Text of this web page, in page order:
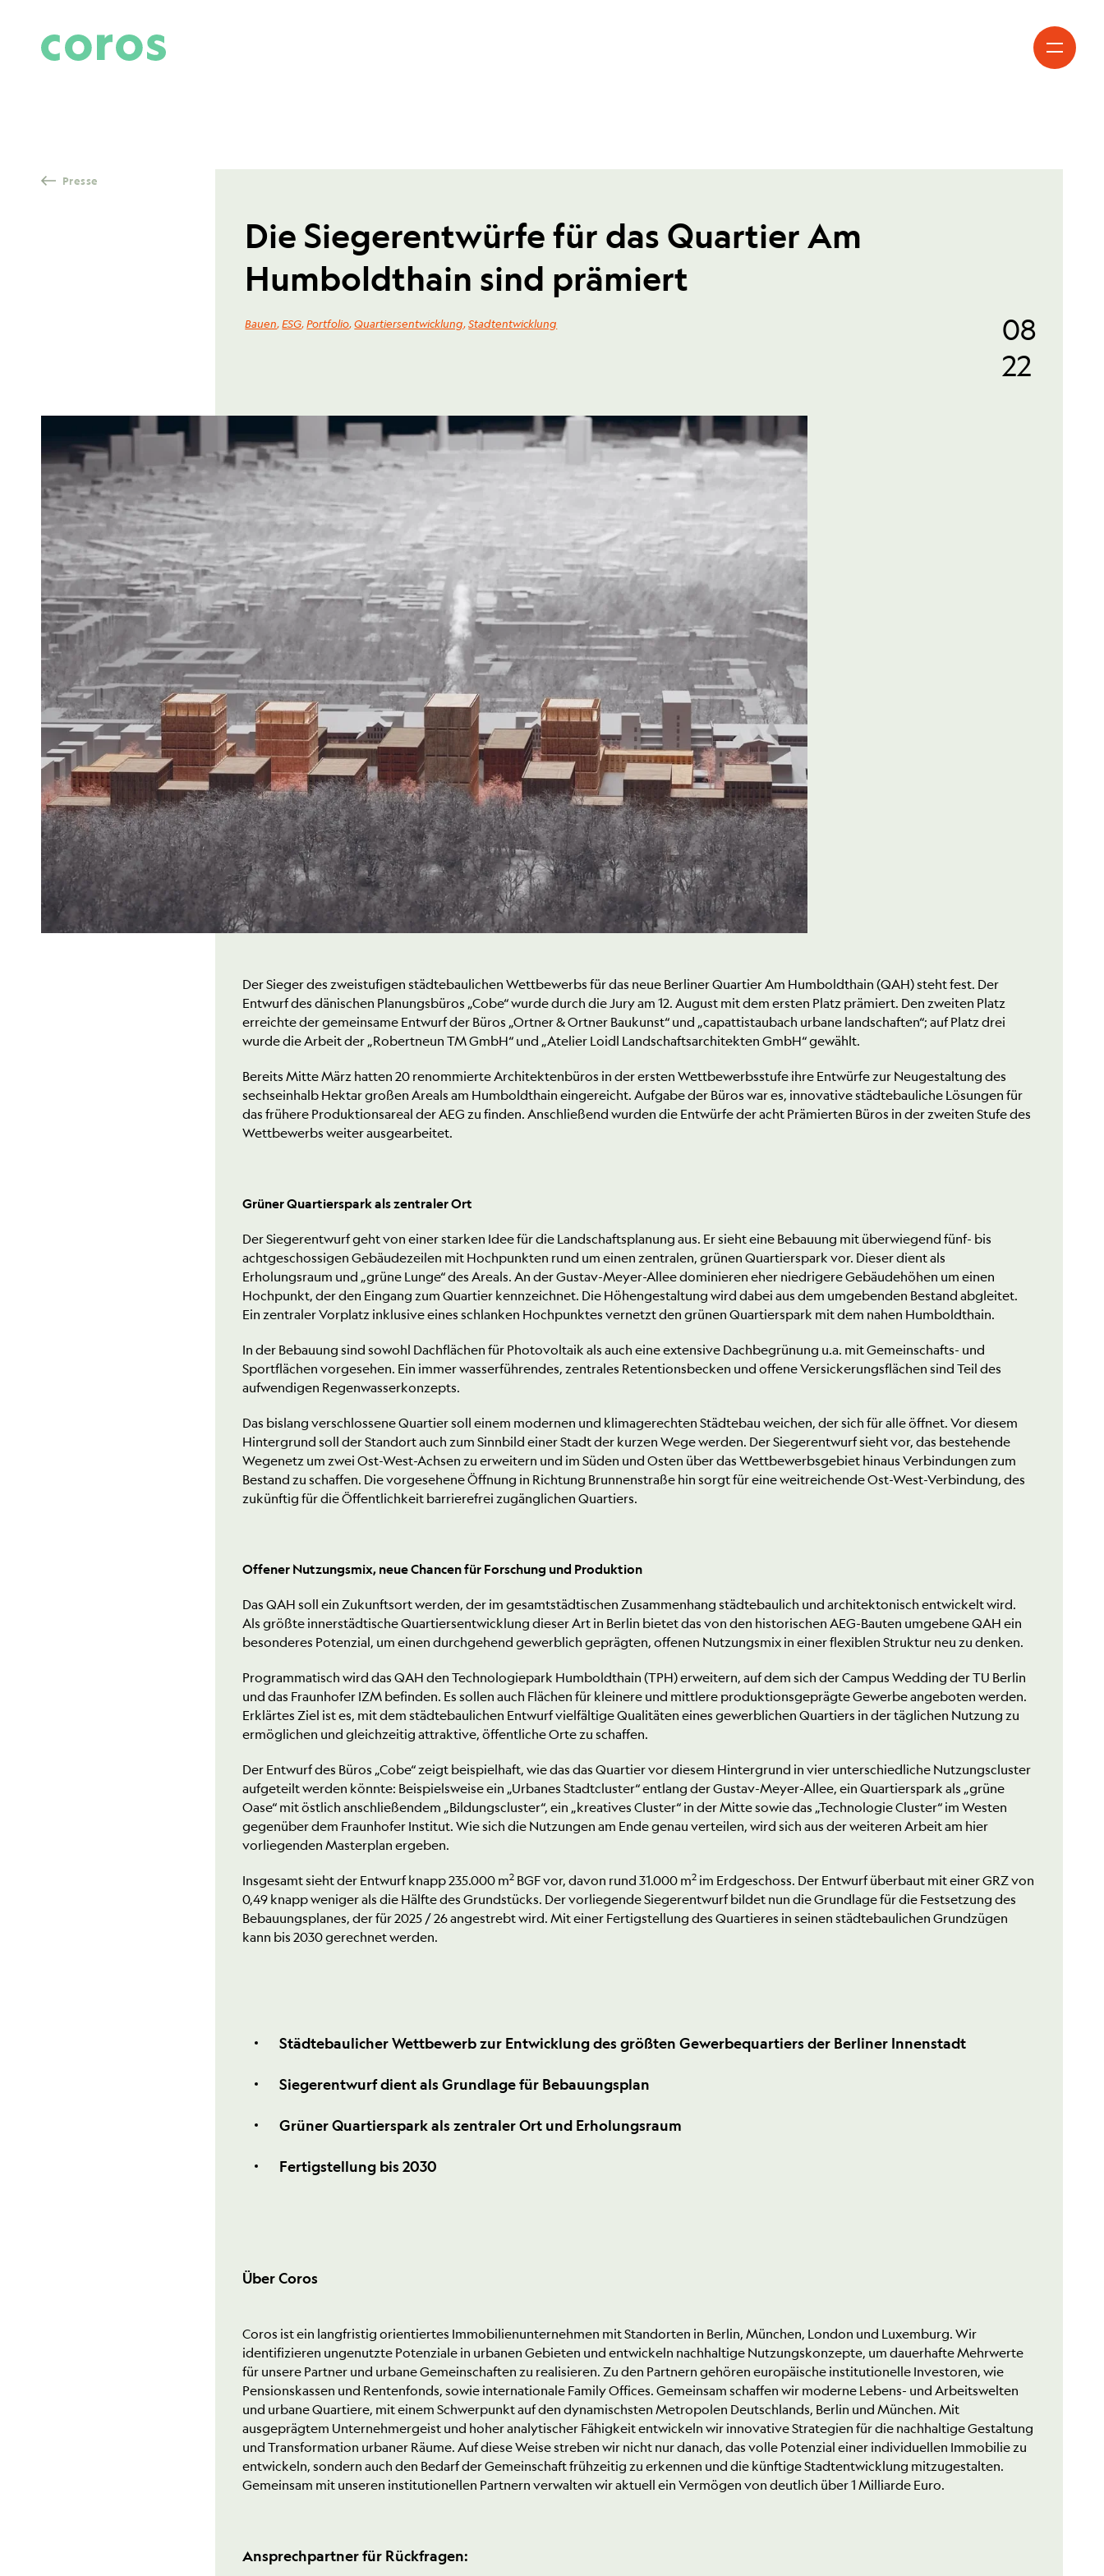
Skip to content
Presse
Die Siegerentwürfe für das Quartier Am
Humboldthain sind prämiert
Bauen,ESG,Portfolio,Quartiersentwicklung,Stadtentwicklung
08
22
Der Sieger des zweistufigen städtebaulichen Wettbewerbs für das neue Berliner Quartier Am Humboldthain (QAH) steht fest. Der
Entwurf des dänischen Planungsbüros „Cobe“ wurde durch die Jury am 12. August mit dem ersten Platz prämiert. Den zweiten Platz
erreichte der gemeinsame Entwurf der Büros „Ortner & Ortner Baukunst“ und „capattistaubach urbane landschaften“; auf Platz drei
wurde die Arbeit der „Robertneun TM GmbH“ und „Atelier Loidl Landschaftsarchitekten GmbH“ gewählt.
Bereits Mitte März hatten 20 renommierte Architektenbüros in der ersten Wettbewerbsstufe ihre Entwürfe zur Neugestaltung des
sechseinhalb Hektar großen Areals am Humboldthain eingereicht. Aufgabe der Büros war es, innovative städtebauliche Lösungen für
das frühere Produktionsareal der AEG zu finden. Anschließend wurden die Entwürfe der acht Prämierten Büros in der zweiten Stufe des
Wettbewerbs weiter ausgearbeitet.
Grüner Quartierspark als zentraler Ort
Der Siegerentwurf geht von einer starken Idee für die Landschaftsplanung aus. Er sieht eine Bebauung mit überwiegend fünf- bis
achtgeschossigen Gebäudezeilen mit Hochpunkten rund um einen zentralen, grünen Quartierspark vor. Dieser dient als
Erholungsraum und „grüne Lunge“ des Areals. An der Gustav-Meyer-Allee dominieren eher niedrigere Gebäudehöhen um einen
Hochpunkt, der den Eingang zum Quartier kennzeichnet. Die Höhengestaltung wird dabei aus dem umgebenden Bestand abgleitet.
Ein zentraler Vorplatz inklusive eines schlanken Hochpunktes vernetzt den grünen Quartierspark mit dem nahen Humboldthain.
In der Bebauung sind sowohl Dachflächen für Photovoltaik als auch eine extensive Dachbegrünung u.a. mit Gemeinschafts- und
Sportflächen vorgesehen. Ein immer wasserführendes, zentrales Retentionsbecken und offene Versickerungsflächen sind Teil des
aufwendigen Regenwasserkonzepts.
Das bislang verschlossene Quartier soll einem modernen und klimagerechten Städtebau weichen, der sich für alle öffnet. Vor diesem
Hintergrund soll der Standort auch zum Sinnbild einer Stadt der kurzen Wege werden. Der Siegerentwurf sieht vor, das bestehende
Wegenetz um zwei Ost-West-Achsen zu erweitern und im Süden und Osten über das Wettbewerbsgebiet hinaus Verbindungen zum
Bestand zu schaffen. Die vorgesehene Öffnung in Richtung Brunnenstraße hin sorgt für eine weitreichende Ost-West-Verbindung, des
zukünftig für die Öffentlichkeit barrierefrei zugänglichen Quartiers.
Offener Nutzungsmix, neue Chancen für Forschung und Produktion
Das QAH soll ein Zukunftsort werden, der im gesamtstädtischen Zusammenhang städtebaulich und architektonisch entwickelt wird.
Als größte innerstädtische Quartiersentwicklung dieser Art in Berlin bietet das von den historischen AEG-Bauten umgebene QAH ein
besonderes Potenzial, um einen durchgehend gewerblich geprägten, offenen Nutzungsmix in einer flexiblen Struktur neu zu denken.
Programmatisch wird das QAH den Technologiepark Humboldthain (TPH) erweitern, auf dem sich der Campus Wedding der TU Berlin
und das Fraunhofer IZM befinden. Es sollen auch Flächen für kleinere und mittlere produktionsgeprägte Gewerbe angeboten werden.
Erklärtes Ziel ist es, mit dem städtebaulichen Entwurf vielfältige Qualitäten eines gewerblichen Quartiers in der täglichen Nutzung zu
ermöglichen und gleichzeitig attraktive, öffentliche Orte zu schaffen.
Der Entwurf des Büros „Cobe“ zeigt beispielhaft, wie das das Quartier vor diesem Hintergrund in vier unterschiedliche Nutzungscluster
aufgeteilt werden könnte: Beispielsweise ein „Urbanes Stadtcluster“ entlang der Gustav-Meyer-Allee, ein Quartierspark als „grüne
Oase“ mit östlich anschließendem „Bildungscluster“, ein „kreatives Cluster“ in der Mitte sowie das „Technologie Cluster“ im Westen
gegenüber dem Fraunhofer Institut. Wie sich die Nutzungen am Ende genau verteilen, wird sich aus der weiteren Arbeit am hier
vorliegenden Masterplan ergeben.
Insgesamt sieht der Entwurf knapp 235.000 m2 BGF vor, davon rund 31.000 m2 im Erdgeschoss. Der Entwurf überbaut mit einer GRZ von
0,49 knapp weniger als die Hälfte des Grundstücks. Der vorliegende Siegerentwurf bildet nun die Grundlage für die Festsetzung des
Bebauungsplanes, der für 2025 / 26 angestrebt wird. Mit einer Fertigstellung des Quartieres in seinen städtebaulichen Grundzügen
kann bis 2030 gerechnet werden.
Städtebaulicher Wettbewerb zur Entwicklung des größten Gewerbequartiers der Berliner Innenstadt
Siegerentwurf dient als Grundlage für Bebauungsplan
Grüner Quartierspark als zentraler Ort und Erholungsraum
Fertigstellung bis 2030
Über Coros
Coros ist ein langfristig orientiertes Immobilienunternehmen mit Standorten in Berlin, München, London und Luxemburg. Wir
identifizieren ungenutzte Potenziale in urbanen Gebieten und entwickeln nachhaltige Nutzungskonzepte, um dauerhafte Mehrwerte
für unsere Partner und urbane Gemeinschaften zu realisieren. Zu den Partnern gehören europäische institutionelle Investoren, wie
Pensionskassen und Rentenfonds, sowie internationale Family Offices. Gemeinsam schaffen wir moderne Lebens- und Arbeitswelten
und urbane Quartiere, mit einem Schwerpunkt auf den dynamischsten Metropolen Deutschlands, Berlin und München. Mit
ausgeprägtem Unternehmergeist und hoher analytischer Fähigkeit entwickeln wir innovative Strategien für die nachhaltige Gestaltung
und Transformation urbaner Räume. Auf diese Weise streben wir nicht nur danach, das volle Potenzial einer individuellen Immobilie zu
entwickeln, sondern auch den Bedarf der Gemeinschaft frühzeitig zu erkennen und die künftige Stadtentwicklung mitzugestalten.
Gemeinsam mit unseren institutionellen Partnern verwalten wir aktuell ein Vermögen von deutlich über 1 Milliarde Euro.
Ansprechpartner für Rückfragen: